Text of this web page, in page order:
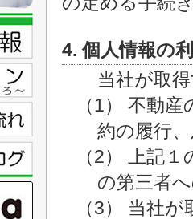
4. 個人情報の
当社が取
（1） 不動
約の履行
（2） 上記
の第三者
（3） 当社